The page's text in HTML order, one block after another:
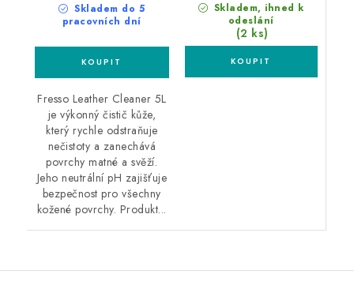
Skladem do 5
pracovních dní
Fresso Leather Cleaner 5L
je výkonný čistič kůže,
který rychle odstraňuje
nečistoty a zanechává
povrchy matné a svěží.
Jeho neutrální pH zajišťuje
bezpečnost pro všechny
kožené povrchy. Produkt...
Skladem, ihned k
odeslání
(2 ks)